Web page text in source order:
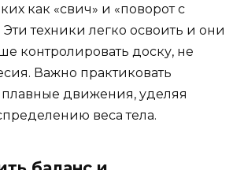
как «свич» и «поворот с
техники легко освоить и они
контролировать доску, не
Важно практиковать
движения, уделяя
веса тела.